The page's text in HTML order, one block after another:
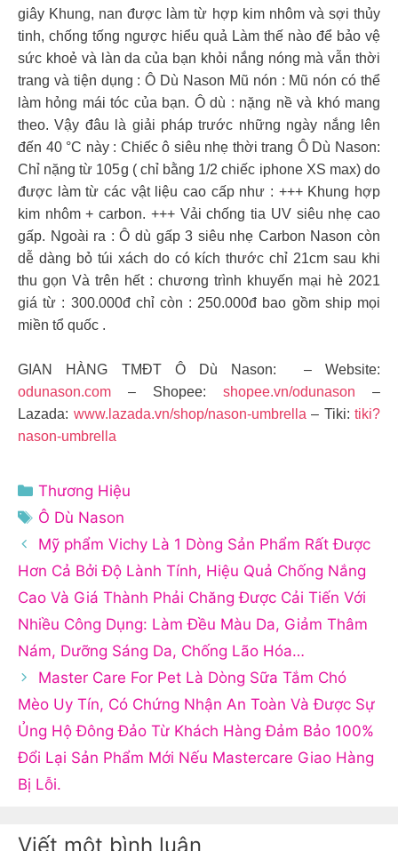
giây Khung, nan được làm từ hợp kim nhôm và sợi thủy
tinh, chống tống ngược hiểu quả Làm thế nào để bảo vệ
sức khoẻ và làn da của bạn khỏi nắng nóng mà vẫn thời
trang và tiện dụng : Ô Dù Nason Mũ nón : Mũ nón có thể
làm hỏng mái tóc của bạn. Ô dù : nặng nề và khó mang
theo. Vậy đâu là giải pháp trước những ngày nắng lên
đến 40 °C này : Chiếc ô siêu nhẹ thời trang Ô Dù Nason:
Chỉ nặng từ 105g ( chỉ bằng 1/2 chiếc iphone XS max) do
được làm từ các vật liệu cao cấp như : +++ Khung hợp
kim nhôm + carbon. +++ Vải chống tia UV siêu nhẹ cao
gấp. Ngoài ra : Ô dù gấp 3 siêu nhẹ Carbon Nason còn
dễ dàng bỏ túi xách do có kích thước chỉ 21cm sau khi
thu gọn Và trên hết : chương trình khuyến mại hè 2021
giá từ : 300.000đ chỉ còn : 250.000đ bao gồm ship mọi
miền tổ quốc .
GIAN HÀNG TMĐT Ô Dù Nason: – Website:
odunason.com – Shopee: shopee.vn/odunason –
Lazada: www.lazada.vn/shop/nason-umbrella– Tiki: tiki?
nason-umbrella
Danh
mục
Thương Hiệu
Thẻ
Ô Dù Nason
Mỹ phẩm Vichy Là 1 Dòng Sản Phẩm Rất Được
Hơn Cả Bởi Độ Lành Tính, Hiệu Quả Chống Nắng
Cao Và Giá Thành Phải Chăng Được Cải Tiến Với
Nhiều Công Dụng: Làm Đều Màu Da, Giảm Thâm
Nám, Dưỡng Sáng Da, Chống Lão Hóa…
Master Care For Pet Là Dòng Sữa Tắm Chó
Mèo Uy Tín, Có Chứng Nhận An Toàn Và Được Sự
Ủng Hộ Đông Đảo Từ Khách Hàng Đảm Bảo 100%
Đổi Lại Sản Phẩm Mới Nếu Mastercare Giao Hàng
Bị Lỗi.
Viết một bình luận